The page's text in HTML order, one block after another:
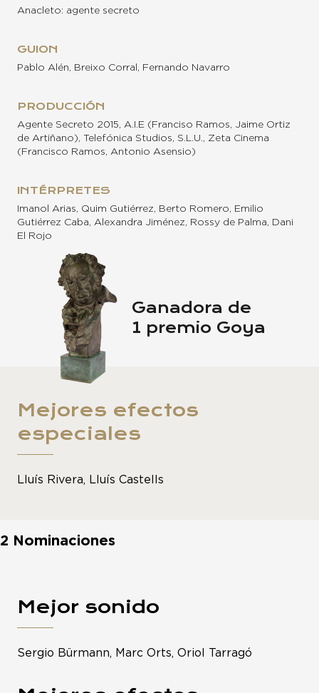
Anacleto: agente secreto
GUION
Pablo Alén, Breixo Corral, Fernando Navarro
PRODUCCIÓN
Agente Secreto 2015, A.I.E (Franciso Ramos, Jaime Ortiz
de Artiñano), Telefónica Studios, S.L.U., Zeta Cinema
(Francisco Ramos, Antonio Asensio)
INTÉRPRETES
Imanol Arias, Quim Gutiérrez, Berto Romero, Emilio
Gutiérrez Caba, Alexandra Jiménez, Rossy de Palma, Dani
El Rojo
Ganadora de
1 premio Goya
Mejores efectos
especiales
Lluís Rivera, Lluís Castells
2 Nominaciones
Mejor sonido
Sergio Bürmann, Marc Orts, Oriol Tarragó